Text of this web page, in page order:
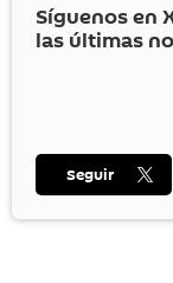
Síguenos en
las últimas
Seguir